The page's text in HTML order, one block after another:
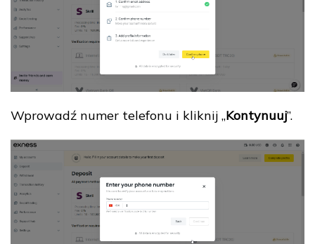
Wprowadź numer telefonu i kliknij „Kontynuuj”.